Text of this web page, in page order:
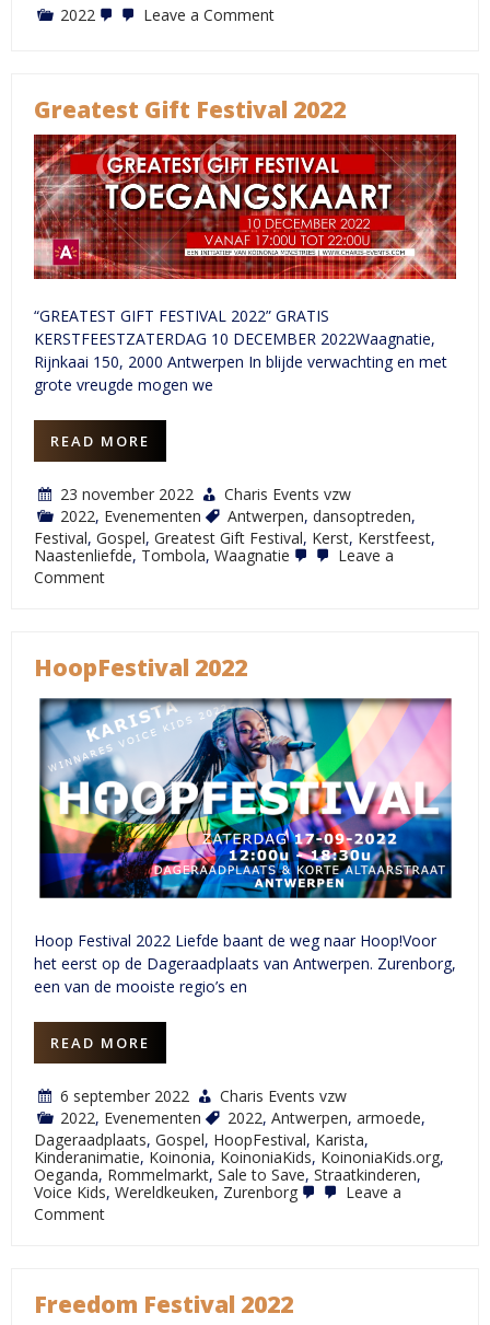
2022
Leave a Commenton
Festival
2022
Greatest Gift Festival 2022
“GREATEST GIFT FESTIVAL 2022” GRATIS
KERSTFEESTZATERDAG 10 DECEMBER 2022Waagnatie,
Rijnkaai 150, 2000 Antwerpen In blijde verwachting en met
grote vreugde mogen we
READ MORE
23 november 2022
Charis Events vzw
2022, Evenementen Antwerpen, dansoptreden,
Festival, Gospel, Greatest Gift Festival, Kerst, Kerstfeest,
Naastenliefde, Tombola, Waagnatie
Leave a
Commenton
HoopFestival 2022
Hoop Festival 2022 Liefde baant de weg naar Hoop!Voor
het eerst op de Dageraadplaats van Antwerpen. Zurenborg,
een van de mooiste regio’s en
READ MORE
6 september 2022
Charis Events vzw
2022, Evenementen 2022, Antwerpen, armoede,
Dageraadplaats, Gospel, HoopFestival, Karista,
Kinderanimatie, Koinonia, KoinoniaKids, KoinoniaKids.org,
Oeganda, Rommelmarkt, Sale to Save, Straatkinderen,
Voice Kids, Wereldkeuken, Zurenborg
Leave a
Commenton
Freedom Festival 2022